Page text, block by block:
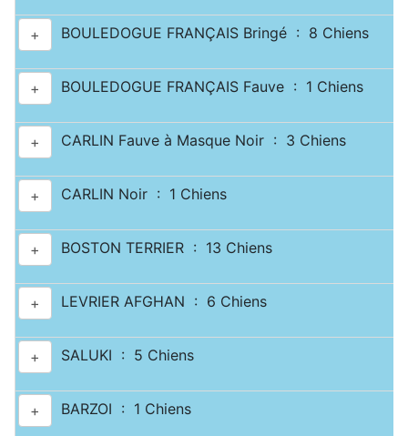
+ BOULEDOGUE FRANÇAIS Bringé : 8 Chiens
+ BOULEDOGUE FRANÇAIS Fauve : 1 Chiens
+ CARLIN Fauve à Masque Noir : 3 Chiens
+ CARLIN Noir : 1 Chiens
+ BOSTON TERRIER : 13 Chiens
+ LEVRIER AFGHAN : 6 Chiens
+ SALUKI : 5 Chiens
+ BARZOI : 1 Chiens